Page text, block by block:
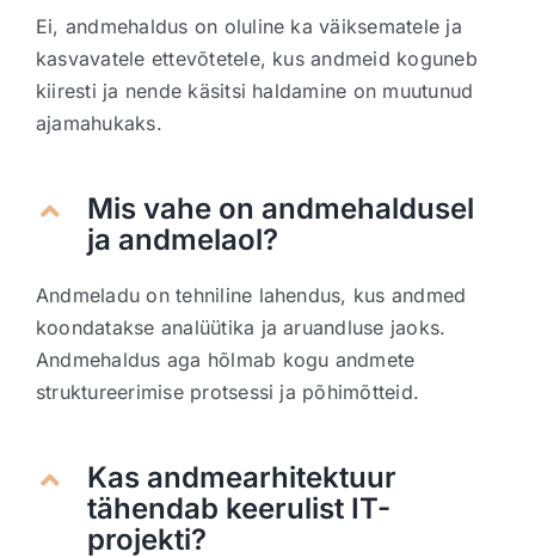
Ei, andmehaldus on oluline ka väiksematele ja
kasvavatele ettevõtetele, kus andmeid koguneb
kiiresti ja nende käsitsi haldamine on muutunud
ajamahukaks.
Mis vahe on andmehaldusel
ja andmelaol?
Andmeladu on tehniline lahendus, kus andmed
koondatakse analüütika ja aruandluse jaoks.
Andmehaldus aga hõlmab kogu andmete
struktureerimise protsessi ja põhimõtteid.
Kas andmearhitektuur
tähendab keerulist IT-
projekti?